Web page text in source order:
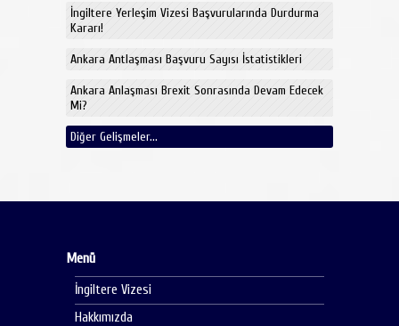
İngiltere Yerleşim Vizesi Başvurularında Durdurma
Kararı!
Ankara Antlaşması Başvuru Sayısı İstatistikleri
Ankara Anlaşması Brexit Sonrasında Devam Edecek
Mi?
Diğer Gelişmeler...
Menü
İngiltere Vizesi
Hakkımızda